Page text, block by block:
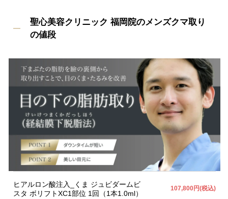
聖心美容クリニック 福岡院のメンズクマ取り
の値段
ヒアルロン酸注入_くま ジュビダームビ
スタ ボリフトXC1部位 1回（1本1.0ml）
107,800円(税込)